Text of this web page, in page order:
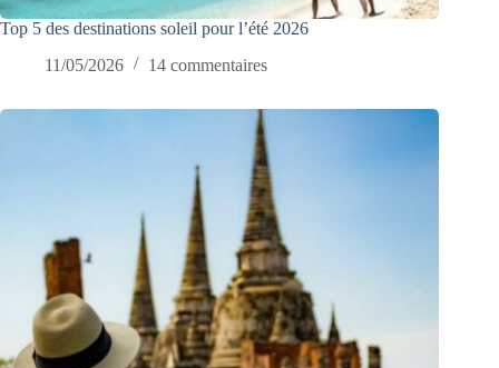
Top 5 des destinations soleil pour l’été 2026
11/05/2026
14 commentaires